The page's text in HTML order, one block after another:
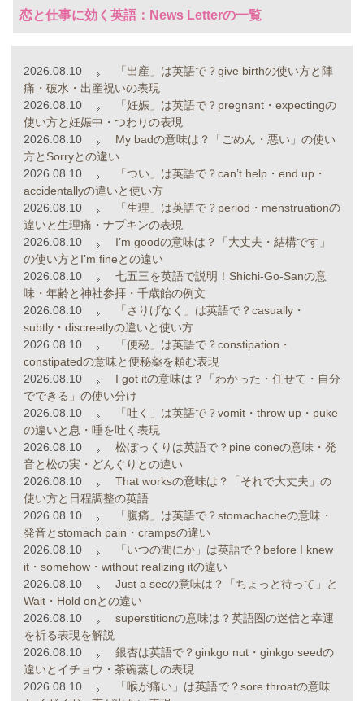
恋と仕事に効く英語：News Letterの一覧
2026.08.10
「出産」は英語で？give birthの使い方と陣
痛・破水・出産祝いの表現
2026.08.10
「妊娠」は英語で？pregnant・expectingの
使い方と妊娠中・つわりの表現
2026.08.10
My badの意味は？「ごめん・悪い」の使い
方とSorryとの違い
2026.08.10
「つい」は英語で？can’t help・end up・
accidentallyの違いと使い方
2026.08.10
「生理」は英語で？period・menstruationの
違いと生理痛・ナプキンの表現
2026.08.10
I’m goodの意味は？「大丈夫・結構です」
の使い方とI’m fineとの違い
2026.08.10
七五三を英語で説明！Shichi-Go-Sanの意
味・年齢と神社参拝・千歳飴の例文
2026.08.10
「さりげなく」は英語で？casually・
subtly・discreetlyの違いと使い方
2026.08.10
「便秘」は英語で？constipation・
constipatedの意味と便秘薬を頼む表現
2026.08.10
I got itの意味は？「わかった・任せて・自分
でできる」の使い分け
2026.08.10
「吐く」は英語で？vomit・throw up・puke
の違いと息・唾を吐く表現
2026.08.10
松ぼっくりは英語で？pine coneの意味・発
音と松の実・どんぐりとの違い
2026.08.10
That worksの意味は？「それで大丈夫」の
使い方と日程調整の英語
2026.08.10
「腹痛」は英語で？stomachacheの意味・
発音とstomach pain・crampsの違い
2026.08.10
「いつの間にか」は英語で？before I knew
it・somehow・without realizing itの違い
2026.08.10
Just a secの意味は？「ちょっと待って」と
Wait・Hold onとの違い
2026.08.10
superstitionの意味は？英語圏の迷信と幸運
を祈る表現を解説
2026.08.10
銀杏は英語で？ginkgo nut・ginkgo seedの
違いとイチョウ・茶碗蒸しの表現
2026.08.10
「喉が痛い」は英語で？sore throatの意味